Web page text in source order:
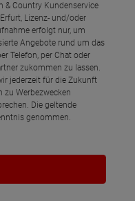
& Country Kundenservice
Lizenz- und/oder
erfolgt nur, um
Angebote rund um das
Telefon, per Chat oder
zukommen zu lassen.
jederzeit für die Zukunft
zu Werbezwecken
Die geltende
genommen.